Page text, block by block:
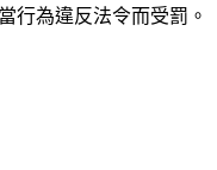
行為違反法令而受罰。